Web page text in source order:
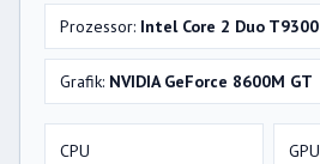
Prozessor: Intel Core 2 Duo T9300
Grafik: NVIDIA GeForce 8600M GT
CPU GPU